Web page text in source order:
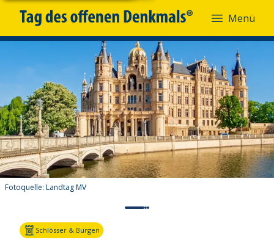
Menü
Fotoquelle: Landtag MV
Schlösser & Burgen